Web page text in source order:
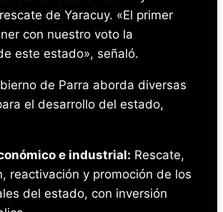
de Yaracuy. «El primer
con nuestro voto la
este estado», señaló.
de Parra aborda diversas
el desarrollo del estado,
e industrial: Rescate,
reactivación y promoción de los
del estado, con inversión